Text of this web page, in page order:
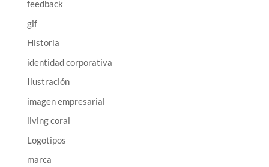
feedback
gif
Historia
identidad corporativa
Ilustración
imagen empresarial
living coral
Logotipos
marca